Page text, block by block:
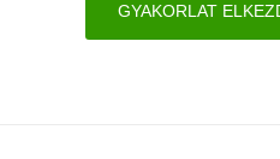
GYAKORLAT